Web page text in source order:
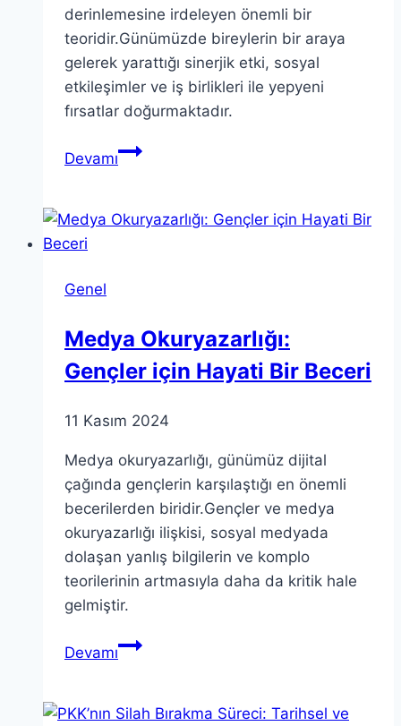
derinlemesine irdeleyen önemli bir
teoridir.Günümüzde bireylerin bir araya
gelerek yarattığı sinerjik etki, sosyal
etkileşimler ve iş birlikleri ile yepyeni
fırsatlar doğurmaktadır.
DevamıTeoria
Gerçekliğimizi
Genel
Medya Okuryazarlığı:
Gençler için Hayati Bir Beceri
11 Kasım 2024
Medya okuryazarlığı, günümüz dijital
çağında gençlerin karşılaştığı en önemli
becerilerden biridir.Gençler ve medya
okuryazarlığı ilişkisi, sosyal medyada
dolaşan yanlış bilgilerin ve komplo
teorilerinin artmasıyla daha da kritik hale
gelmiştir.
DevamıMedya
için